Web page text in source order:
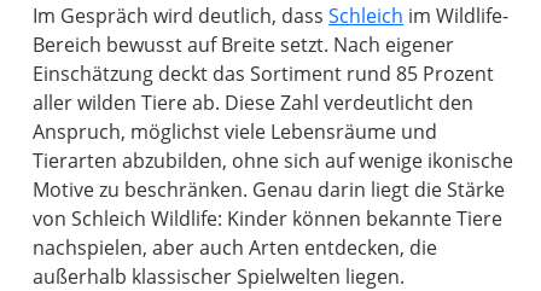
Im Gespräch wird deutlich, dassSchleich im Wildlife-
Bereich bewusst auf Breite setzt. Nach eigener
Einschätzung deckt das Sortiment rund 85 Prozent
aller wilden Tiere ab. Diese Zahl verdeutlicht den
Anspruch, möglichst viele Lebensräume und
Tierarten abzubilden, ohne sich auf wenige ikonische
Motive zu beschränken. Genau darin liegt die Stärke
von Schleich Wildlife: Kinder können bekannte Tiere
nachspielen, aber auch Arten entdecken, die
außerhalb klassischer Spielwelten liegen.